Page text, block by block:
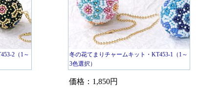
2（1～
冬の花てまりチャームキット・KT453-1（1～
3色選択）
価格：1,850円